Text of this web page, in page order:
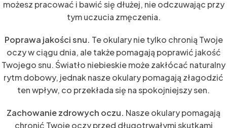
możesz pracować i bawić się dłużej, nie odczuwając przy
tym uczucia zmęczenia.
Poprawa jakości snu. Te okulary nie tylko chronią Twoje
oczy w ciągu dnia, ale także pomagają poprawić jakość
Twojego snu. Światło niebieskie może zakłócać naturalny
rytm dobowy, jednak nasze okulary pomagają złagodzić
ten wpływ, co przekłada się na spokojniejszy sen.
Zachowanie zdrowych oczu. Nasze okulary pomagają
chronić Twoje oczy przed długotrwałymi skutkami